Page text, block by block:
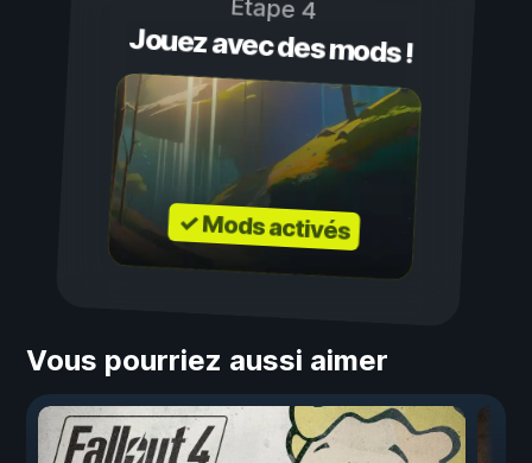
Étape 4
Jouez avec des mods !
✓ Mods activés
Vous pourriez aussi aimer